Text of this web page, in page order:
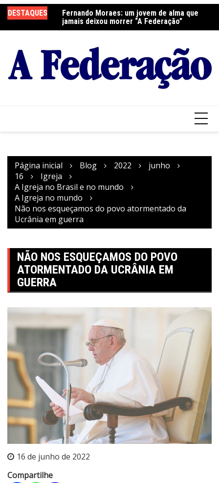
para
o
DESTAQUES
Fernando Moraes: um jovem de alma que
jamais deixou morrer “A Federação”
Curso Oração e Vida na Paróquia São José
Página inicial Blog 2022
junho
16
Igreja
A Igreja no Brasil e no mundo
A Igreja no mundo
Não nos esqueçamos do povo atormentado da
Ucrânia em guerra
NÃO NOS ESQUEÇAMOS DO POVO
ATORMENTADO DA UCRÂNIA EM
GUERRA
16 de junho de 2022
Compartilhe